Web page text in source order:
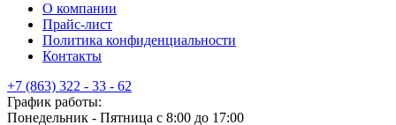
О компании
Прайс-лист
Политика конфиденциальности
Контакты
+7 (863) 322 - 33 - 62
График работы:
Понедельник - Пятница с 8:00 до 17:00